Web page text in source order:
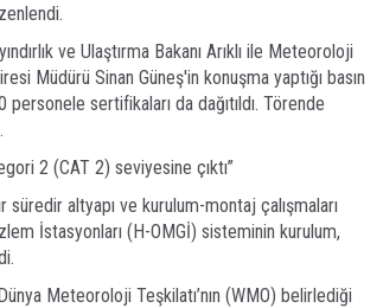
ve Ulaştırma Bakanı Arıklı ile Meteoroloji
Müdürü Sinan Güneş'in konuşma yaptığı basın
sertifikaları da dağıtıldı. Törende
2 (CAT 2) seviyesine çıktı”
altyapı ve kurulum-montaj çalışmaları
İstasyonları (H-OMGİ) sisteminin kurulum,
Meteoroloji Teşkilatı’nın (WMO) belirlediği